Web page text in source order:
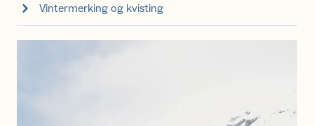
Vintermerking og kvisting